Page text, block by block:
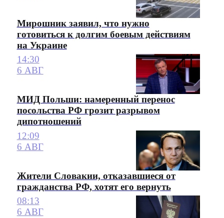
Мирошник заявил, что нужно
готовиться к долгим боевым действиям
на Украине
14:30
6 АВГ
МИД Польши: намеренный перенос
посольства РФ грозит разрывом
дипотношений
12:09
6 АВГ
Жители Словакии, отказавшиеся от
гражданства РФ, хотят его вернуть
08:13
6 АВГ